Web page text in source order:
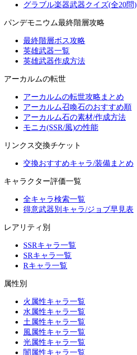
グラブル楽器武器クイズ(全20問)
パンデモニウム最終階層攻略
最終階層ボス攻略
英雄武器一覧
英雄武器作成方法
アーカルムの転世
アーカルムの転世攻略まとめ
アーカルム召喚石のおすすめ順
アーカルム石の素材/作成方法
モニカ(SSR/風)の性能
リンクス交換チケット
交換おすすめキャラ/装備まとめ
キャラクター評価一覧
全キャラ検索一覧
得意武器別キャラ/ジョブ早見表
レアリティ別
SSRキャラ一覧
SRキャラ一覧
Rキャラ一覧
属性別
火属性キャラ一覧
水属性キャラ一覧
土属性キャラ一覧
風属性キャラ一覧
光属性キャラ一覧
闇属性キャラ一覧